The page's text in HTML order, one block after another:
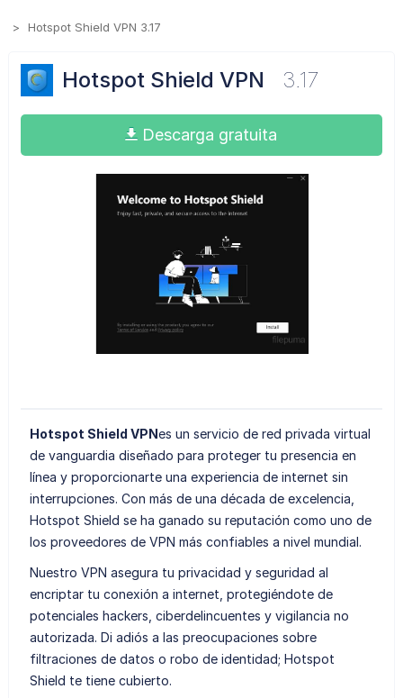
Hotspot Shield VPN 3.17
Hotspot Shield VPN 3.17
Descarga gratuita
Hotspot Shield VPNes un servicio de red privada virtual
de vanguardia diseñado para proteger tu presencia en
línea y proporcionarte una experiencia de internet sin
interrupciones. Con más de una década de excelencia,
Hotspot Shield se ha ganado su reputación como uno de
los proveedores de VPN más confiables a nivel mundial.
Nuestro VPN asegura tu privacidad y seguridad al
encriptar tu conexión a internet, protegiéndote de
potenciales hackers, ciberdelincuentes y vigilancia no
autorizada. Di adiós a las preocupaciones sobre
filtraciones de datos o robo de identidad; Hotspot
Shield te tiene cubierto.